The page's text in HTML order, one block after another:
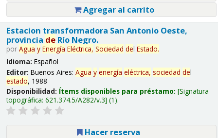
Agregar al carrito
Estacion transformadora San Antonio Oeste,
provincia deRío Negro.
por Agua y Energía Eléctrica, Sociedad del Estado.
Idioma: Español
Editor: Buenos Aires: Agua y energía eléctrica, sociedad del
estado, 1988
Disponibilidad: Ítems disponibles para préstamo: Signatura
topográfica: 621.374.5/A282/v.3 (1).
Hacer reserva